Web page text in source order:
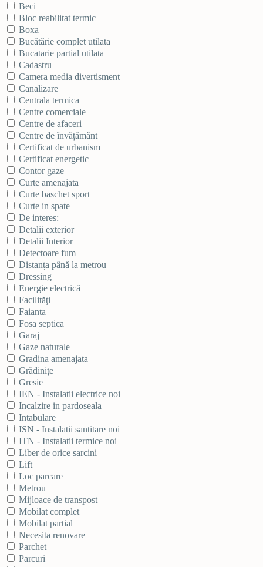
Beci
Bloc reabilitat termic
Boxa
Bucătărie complet utilata
Bucatarie partial utilata
Cadastru
Camera media divertisment
Canalizare
Centrala termica
Centre comerciale
Centre de afaceri
Centre de învățământ
Certificat de urbanism
Certificat energetic
Contor gaze
Curte amenajata
Curte baschet sport
Curte in spate
De interes:
Detalii exterior
Detalii Interior
Detectoare fum
Distanța până la metrou
Dressing
Energie electrică
Facilităţi
Faianta
Fosa septica
Garaj
Gaze naturale
Gradina amenajata
Grădinițe
Gresie
IEN - Instalatii electrice noi
Incalzire in pardoseala
Intabulare
ISN - Instalatii santitare noi
ITN - Instalatii termice noi
Liber de orice sarcini
Lift
Loc parcare
Metrou
Mijloace de transpost
Mobilat complet
Mobilat partial
Necesita renovare
Parchet
Parcuri